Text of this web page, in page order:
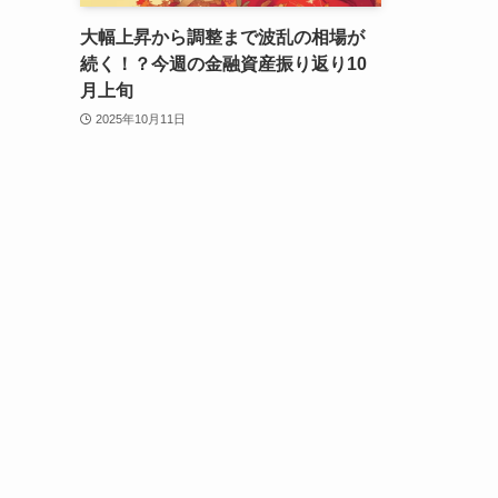
大幅上昇から調整まで波乱の相場が
続く！？今週の金融資産振り返り10
月上旬
2025年10月11日